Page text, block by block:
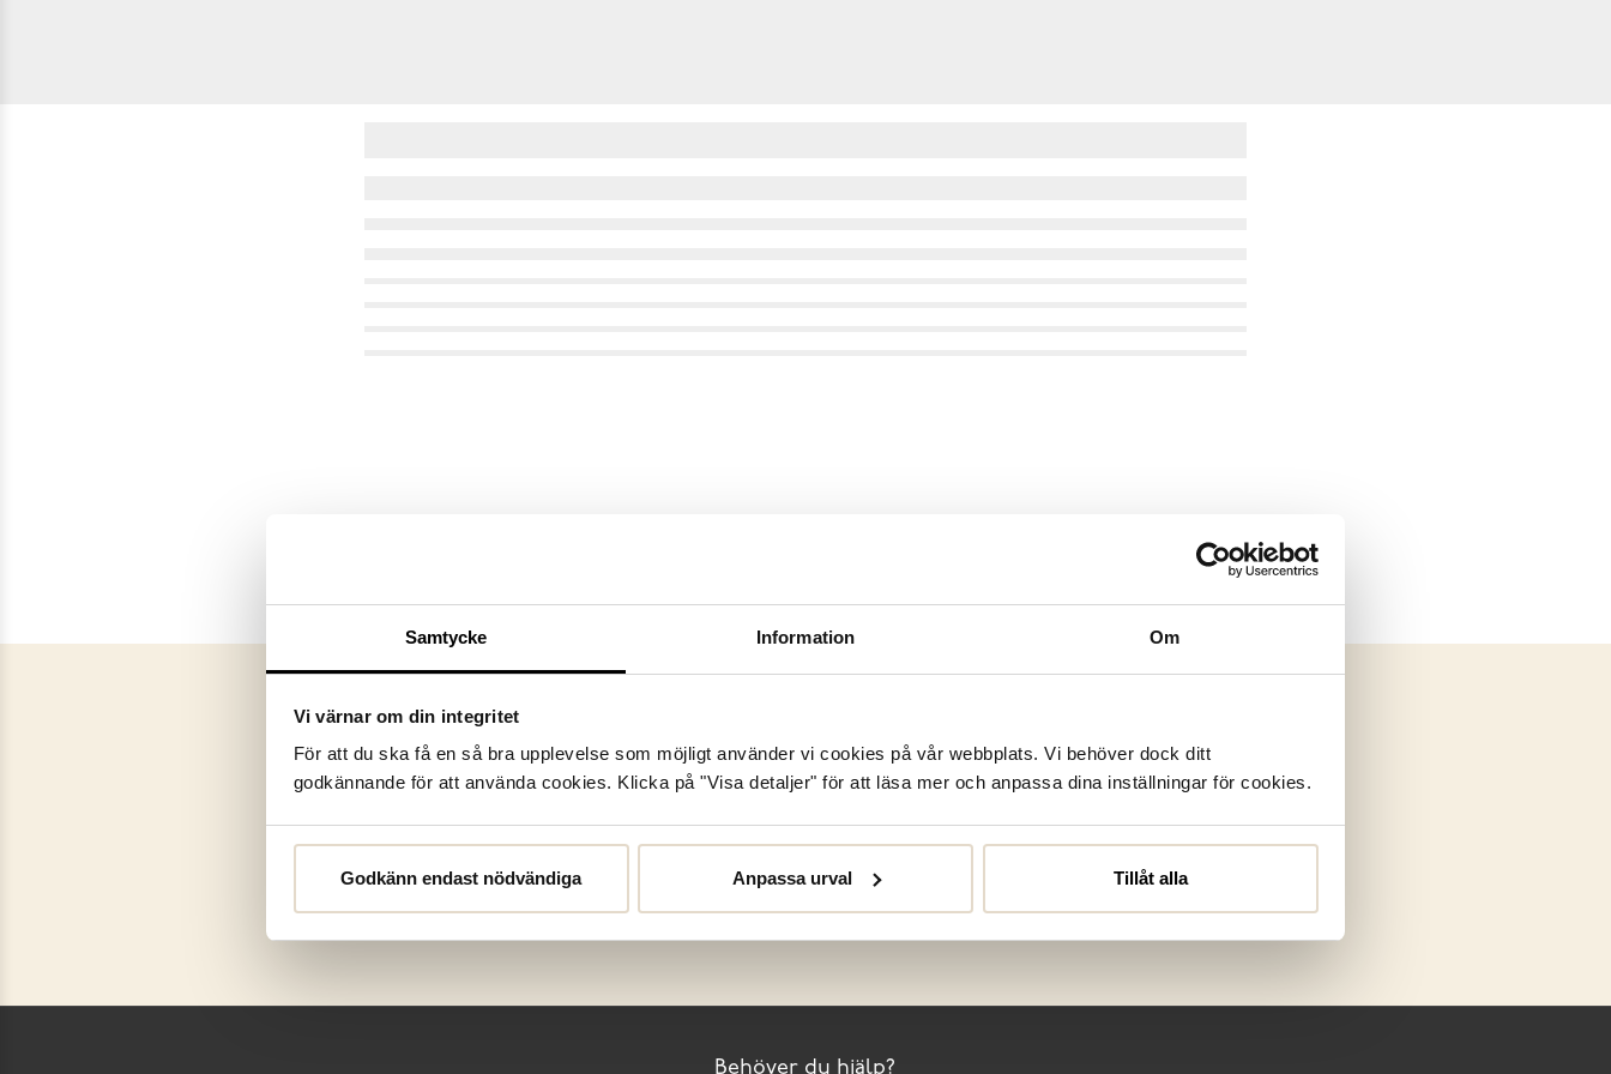
Samtycke Information Om
Vi värnar om din integritet
För att du ska få en så bra upplevelse som möjligt använder vi cookies på vår webbplats. Vi behöver dock ditt
godkännande för att använda cookies. Klicka på "Visa detaljer" för att läsa mer och anpassa dina inställningar för cookies.
Godkänn endast nödvändiga Anpassa urval Tillåt alla
Som medlem i Club Solemate håller du dig uppdaterad med de
senaste nyheterna, får tillgång till exklusiva kampanjer och
Behöver du hjälp?